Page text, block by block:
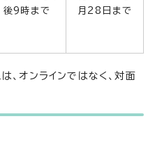
後9時まで
月28日まで
オンラインではなく、対面